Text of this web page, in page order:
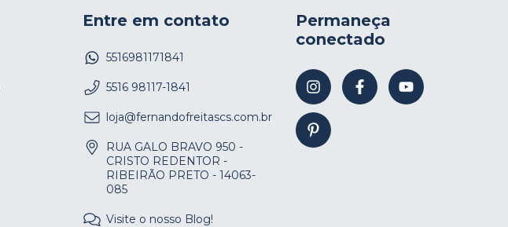
Entre em contato
5516981171841
5516 98117-1841
loja@fernandofreitascs.com.br
RUA GALO BRAVO 950 -
CRISTO REDENTOR -
RIBEIRÃO PRETO - 14063-
085
Visite o nosso Blog!
Permaneça
conectado